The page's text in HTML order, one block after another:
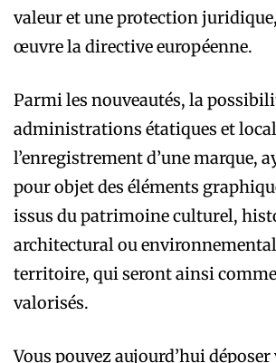
valeur et une protection
œuvre la directive européenne.
Parmi les nouveautés, la
administrations étatiques et
l’enregistrement d’une marque,
pour objet des éléments
issus du patrimoine culturel,
architectural ou
territoire, qui seront ainsi
valorisés.
Vous pouvez aujourd’hui